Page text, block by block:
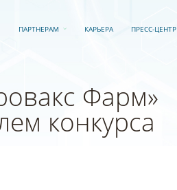
ПАРТНЕРАМ КАРЬЕРА ПРЕСС-ЦЕНТР
Фарм»
конкурса